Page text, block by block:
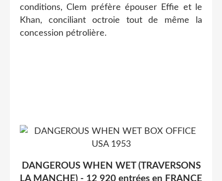
conditions, Clem préfère épouser Effie et le
Khan, conciliant octroie tout de même la
concession pétrolière.
DANGEROUS WHEN WET (TRAVERSONS
LA MANCHE) - 12 920 entrées en FRANCE